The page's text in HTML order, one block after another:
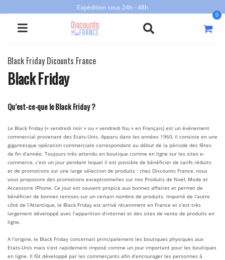
Expédition sous 24h - 48h
0
» Black Friday Dicounts France
Black Friday Dicounts France
Black Friday
Qu’est-ce-que le Black Friday ?
Le Black Friday (« vendredi noir » ou « vendredi fou » en Français) est un évènement
commercial provenant des Etats-Unis. Apparu dans les années 1960, il consiste en une
gigantesque opération commerciale correspondant au début de la période des fêtes
de fin d’année. Toujours très attendu en boutique comme en ligne sur les sites e-
commerce, c’est un jour pendant lequel il est possible de bénéficier de tarifs réduits
et de promotions sur une large sélection de produits : chez Discounts France, nous
vous proposons des promotions exceptionnelles sur nos Produits de Noël, Mode et
Accessoire iPhone. Ce jour est souvent propice aux bonnes affaires et permet de
bénéficier de bonnes remises sur un certain nombre de produits. Importé de l’autre
côté de l’Atlantique, le Black Friday est arrivé récemment en France et s’est très
largement développé avec l’apparition d’internet et des sites de vente de produits en
ligne.
A l’origine, le Black Friday concernait principalement les boutiques physiques aux
Etats-Unis mais s’est rapidement imposé comme un jour important pour les boutiques
en ligne. Il fût développé par les commerçants afin d’encourager les personnes à